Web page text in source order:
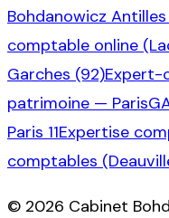
Bohdanowicz
comptable online
Garches (92)Expert-
patrimoine — Paris
Paris 11Expertise
comptables
© 2026 Cabinet